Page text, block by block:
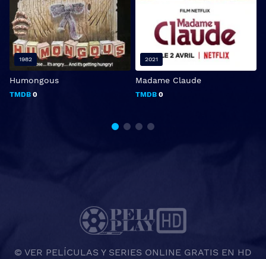
Humongous
TMDB 0
1982
Madame Claude
TMDB 0
2021
© VER PELÍCULAS Y SERIES ONLINE GRATIS EN HD